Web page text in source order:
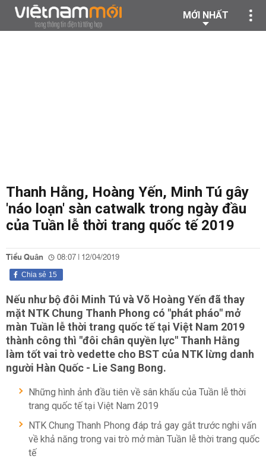
MỚI NHẤT
Thanh Hằng, Hoàng Yến, Minh Tú gây
'náo loạn' sàn catwalk trong ngày đầu
của Tuần lễ thời trang quốc tế 2019
Tiểu Quân 08:07 | 12/04/2019
15
Chia sẻ
Nếu như bộ đôi Minh Tú và Võ Hoàng Yến đã thay
mặt NTK Chung Thanh Phong có "phát pháo" mở
màn Tuần lễ thời trang quốc tế tại Việt Nam 2019
thành công thì "đôi chân quyền lực" Thanh Hằng
làm tốt vai trò vedette cho BST của NTK lừng danh
người Hàn Quốc - Lie Sang Bong.
Những hình ảnh đầu tiên về sân khấu của Tuần lễ thời
trang quốc tế tại Việt Nam 2019
NTK Chung Thanh Phong đáp trả gay gắt trước nghi vấn
về khả năng trong vai trò mở màn Tuần lễ thời trang quốc
tế